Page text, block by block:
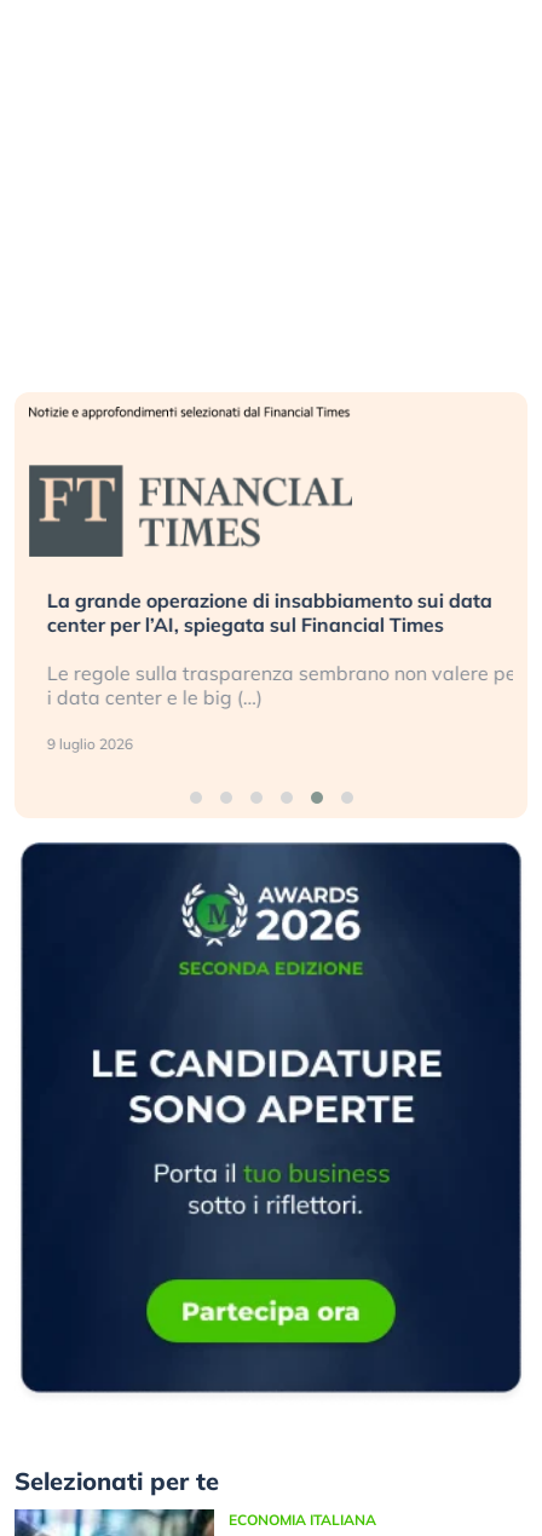
La grande operazione di insabbiamento sui data
center per l’AI, spiegata sul Financial Times
Le regole sulla trasparenza sembrano non valere per
i data center e le big (…)
9 luglio 2026
Selezionati per te
ECONOMIA ITALIANA